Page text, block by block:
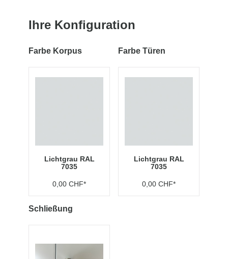
Ihre Konfiguration
Farbe Korpus
Lichtgrau RAL
7035
0,00 CHF*
Farbe Türen
Lichtgrau RAL
7035
0,00 CHF*
Schließung